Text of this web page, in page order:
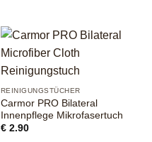
REINIGUNGSTÜCHER
Carmor PRO Bilateral
Innenpflege Mikrofasertuch
€2.90